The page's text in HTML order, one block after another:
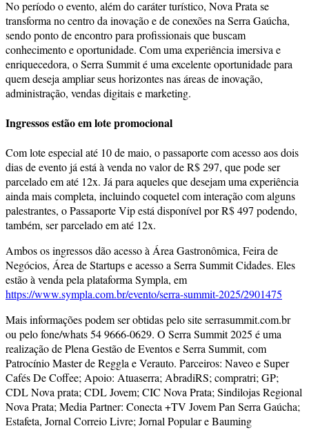
No período o evento, além do caráter turístico, Nova Prata se
transforma no centro da inovação e de conexões na Serra Gaúcha,
sendo ponto de encontro para profissionais que buscam
conhecimento e oportunidade. Com uma experiência imersiva e
enriquecedora, o Serra Summit é uma excelente oportunidade para
quem deseja ampliar seus horizontes nas áreas de inovação,
administração, vendas digitais e marketing.
Ingressos estão em lote promocional
Com lote especial até 10 de maio, o passaporte com acesso aos dois
dias de evento já está à venda no valor de R$ 297, que pode ser
parcelado em até 12x. Já para aqueles que desejam uma experiência
ainda mais completa, incluindo coquetel com interação com alguns
palestrantes, o Passaporte Vip está disponível por R$ 497 podendo,
também, ser parcelado em até 12x.
Ambos os ingressos dão acesso à Área Gastronômica, Feira de
Negócios, Área de Startups e acesso a Serra Summit Cidades. Eles
estão à venda pela plataforma Sympla, em
https://www.sympla.com.br/evento/serra-summit-2025/2901475
Mais informações podem ser obtidas pelo site serrasummit.com.br
ou pelo fone/whats 54 9666-0629. O Serra Summit 2025 é uma
realização de Plena Gestão de Eventos e Serra Summit, com
Patrocínio Master de Reggla e Verauto. Parceiros: Naveo e Super
Cafés De Coffee; Apoio: Atuaserra; AbradiRS; compratri; GP;
CDL Nova prata; CDL Jovem; CIC Nova Prata; Sindilojas Regional
Nova Prata; Media Partner: Conecta +TV Jovem Pan Serra Gaúcha;
Estafeta, Jornal Correio Livre; Jornal Popular e Bauming